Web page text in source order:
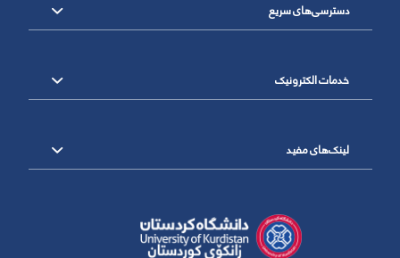
دسترسی‌های سریع
خدمات الکترونیک
لینک‌های مفید